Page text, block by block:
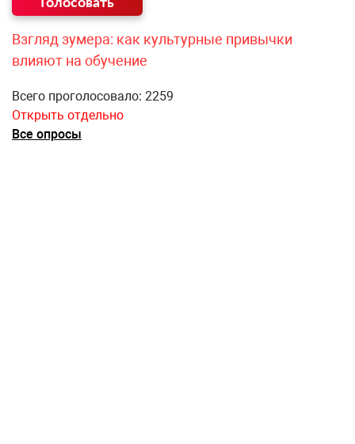
Взгляд зумера: как культурные привычки
влияют на обучение
Всего проголосовало: 2259
Открыть отдельно
Все опросы